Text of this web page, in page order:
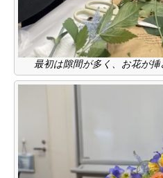
最初は隙間が多く、お花が